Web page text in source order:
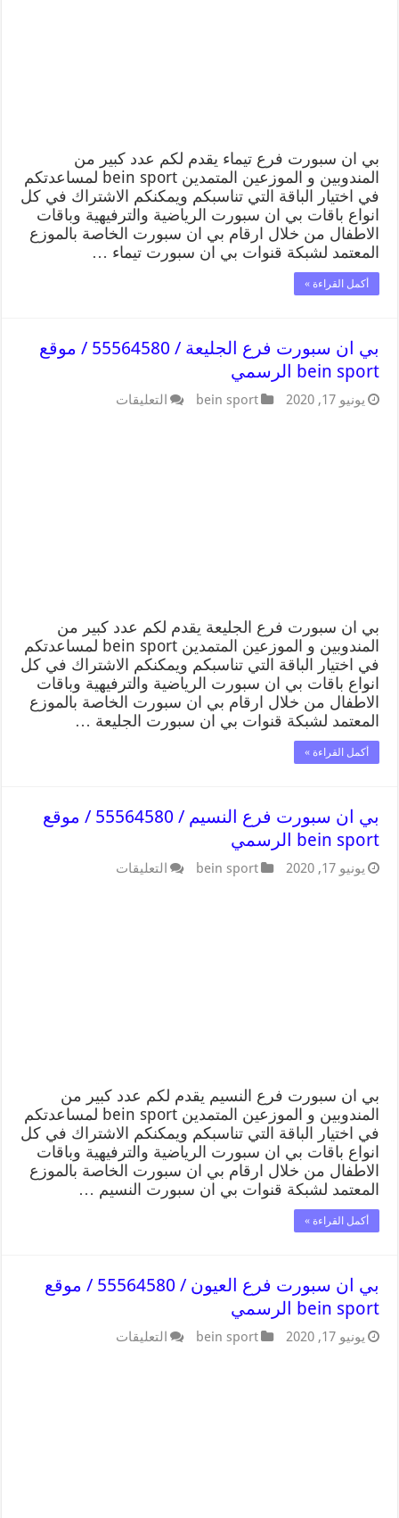
بي ان سبورت فرع تيماء يقدم لكم عدد كبير من
المندوبين و الموزعين المتمدين bein sport لمساعدتكم
في اختيار الباقة التي تناسبكم ويمكنكم الاشتراك في كل
انواع باقات بي ان سبورت الرياضية والترفيهية وباقات
الاطفال من خلال ارقام بي ان سبورت الخاصة بالموزع
المعتمد لشبكة قنوات بي ان سبورت تيماء …
أكمل القراءة »
بي ان سبورت فرع الجليعة / 55564580 / موقع
bein sport الرسمي
يونيو 17, 2020 bein sport التعليقات
بي ان سبورت فرع الجليعة يقدم لكم عدد كبير من
المندوبين و الموزعين المتمدين bein sport لمساعدتكم
في اختيار الباقة التي تناسبكم ويمكنكم الاشتراك في كل
انواع باقات بي ان سبورت الرياضية والترفيهية وباقات
الاطفال من خلال ارقام بي ان سبورت الخاصة بالموزع
المعتمد لشبكة قنوات بي ان سبورت الجليعة …
أكمل القراءة »
بي ان سبورت فرع النسيم / 55564580 / موقع
bein sport الرسمي
يونيو 17, 2020 bein sport التعليقات
بي ان سبورت فرع النسيم يقدم لكم عدد كبير من
المندوبين و الموزعين المتمدين bein sport لمساعدتكم
في اختيار الباقة التي تناسبكم ويمكنكم الاشتراك في كل
انواع باقات بي ان سبورت الرياضية والترفيهية وباقات
الاطفال من خلال ارقام بي ان سبورت الخاصة بالموزع
المعتمد لشبكة قنوات بي ان سبورت النسيم …
أكمل القراءة »
بي ان سبورت فرع العيون / 55564580 / موقع
bein sport الرسمي
يونيو 17, 2020 bein sport التعليقات